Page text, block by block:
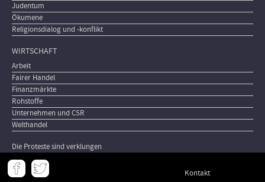
Judentum
Ökumene
Religionsdialog und -konflikt
WIRTSCHAFT
Arbeit
Fairer Handel
Finanzmärkte
Rohstoffe
Unternehmen und CSR
Welthandel
Die Proteste sind verklungen
Meta
- Kontakt